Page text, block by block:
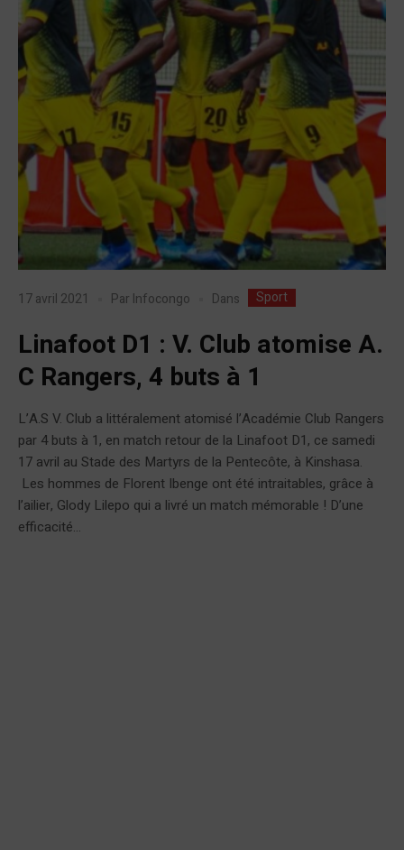
17 avril 2021 Par Infocongo Dans Sport
Linafoot D1 : V. Club atomise A.
C Rangers, 4 buts à 1
L’A.S V. Club a littéralement atomisé l’Académie Club Rangers
par 4 buts à 1, en match retour de la Linafoot D1, ce samedi
17 avril au Stade des Martyrs de la Pentecôte, à Kinshasa.
Les hommes de Florent Ibenge ont été intraitables, grâce à
l’ailier, Glody Lilepo qui a livré un match mémorable ! D’une
efficacité...